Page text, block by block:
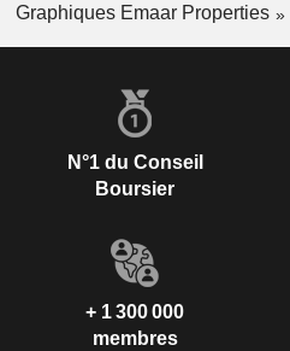
Graphiques Emaar Properties
N°1 du Conseil
Boursier
+ 1 300 000
membres